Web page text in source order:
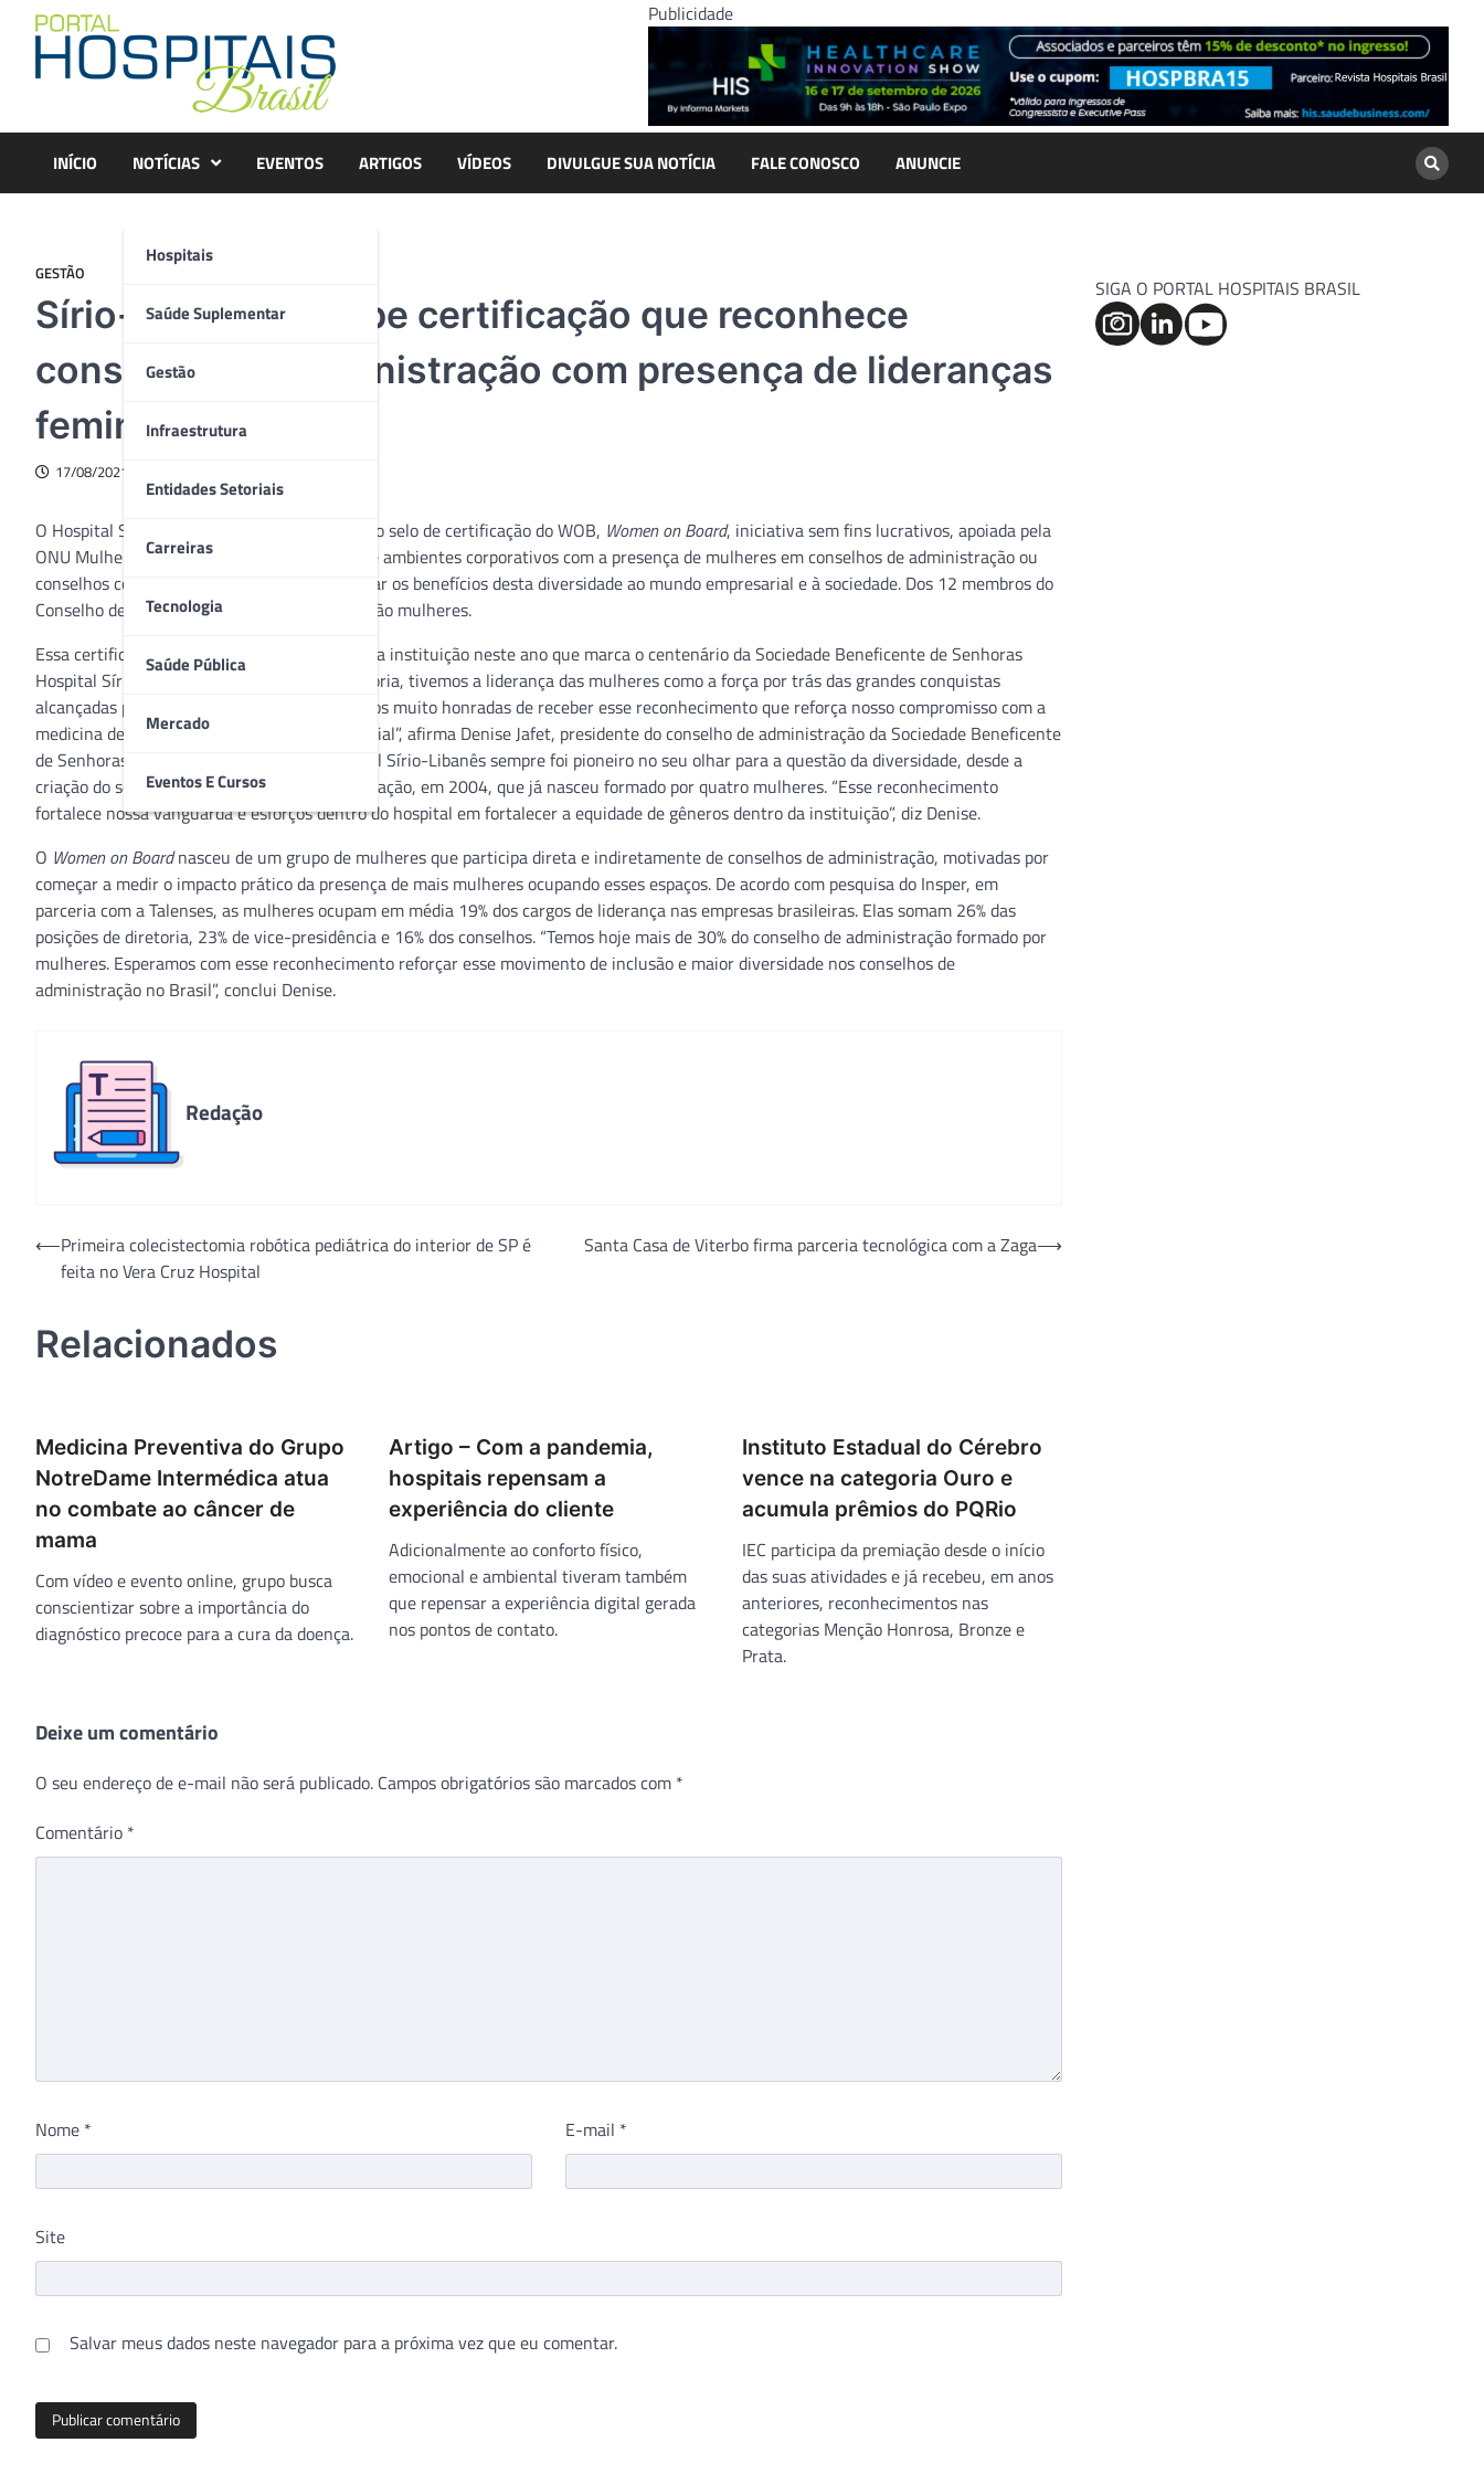
content
Publicidade
INÍCIO NOTÍCIAS
Hospitais
Saúde Suplementar
Gestão
Infraestrutura
Entidades Setoriais
Carreiras
Tecnologia
Saúde Pública
Mercado
Eventos E Cursos
EVENTOS ARTIGOS VÍDEOS DIVULGUE SUA NOTÍCIA FALE CONOSCO ANUNCIE
GESTÃO
Sírio-Libanês recebe certificação que reconhece
conselhos de administração com presença de lideranças
femininas
17/08/2021
O Hospital Sírio-Libanês foi reconhecido com o selo de certificação do WOB, Women on Board, iniciativa sem fins lucrativos, apoiada pela
ONU Mulheres, que reconhece a existência de ambientes corporativos com a presença de mulheres em conselhos de administração ou
conselhos consultivos. O WOB visa demonstrar os benefícios desta diversidade ao mundo empresarial e à sociedade. Dos 12 membros do
Conselho de Administração da instituição, 5 são mulheres.
Essa certificação é ainda mais relevante para a instituição neste ano que marca o centenário da Sociedade Beneficente de Senhoras
Hospital Sírio-Libanês. “Em toda a nossa história, tivemos a liderança das mulheres como a força por trás das grandes conquistas
alcançadas pelo hospital Sírio-Libanês. Ficamos muito honradas de receber esse reconhecimento que reforça nosso compromisso com a
medicina de excelência e responsabilidade social”, afirma Denise Jafet, presidente do conselho de administração da Sociedade Beneficente
de Senhoras Hospital Sírio-Libanês. O hospital Sírio-Libanês sempre foi pioneiro no seu olhar para a questão da diversidade, desde a
criação do seu primeiro conselho de administração, em 2004, que já nasceu formado por quatro mulheres. “Esse reconhecimento
fortalece nossa vanguarda e esforços dentro do hospital em fortalecer a equidade de gêneros dentro da instituição”, diz Denise.
O Women on Boardnasceu de um grupo de mulheres que participa direta e indiretamente de conselhos de administração, motivadas por
começar a medir o impacto prático da presença de mais mulheres ocupando esses espaços. De acordo com pesquisa do Insper, em
parceria com a Talenses, as mulheres ocupam em média 19% dos cargos de liderança nas empresas brasileiras. Elas somam 26% das
posições de diretoria, 23% de vice-presidência e 16% dos conselhos. “Temos hoje mais de 30% do conselho de administração formado por
mulheres. Esperamos com esse reconhecimento reforçar esse movimento de inclusão e maior diversidade nos conselhos de
administração no Brasil”, conclui Denise.
Redação
Navegação
⟵Primeira colecistectomia robótica pediátrica do interior de SP é
feita no Vera Cruz Hospital
Santa Casa de Viterbo firma parceria tecnológica com a Zaga⟶
Relacionados
Medicina Preventiva do Grupo
NotreDame Intermédica atua
no combate ao câncer de
mama
Com vídeo e evento online, grupo busca
conscientizar sobre a importância do
diagnóstico precoce para a cura da doença.
Artigo – Com a pandemia,
hospitais repensam a
experiência do cliente
Adicionalmente ao conforto físico,
emocional e ambiental tiveram também
que repensar a experiência digital gerada
nos pontos de contato.
Instituto Estadual do Cérebro
vence na categoria Ouro e
acumula prêmios do PQRio
IEC participa da premiação desde o início
das suas atividades e já recebeu, em anos
anteriores, reconhecimentos nas
categorias Menção Honrosa, Bronze e
Prata.
Deixe um comentário
O seu endereço de e-mail não será publicado. Campos obrigatórios são marcados com *
Comentário *
Nome * E-mail *
Site
Salvar meus dados neste navegador para a próxima vez que eu comentar.
SIGA O PORTAL HOSPITAIS BRASIL